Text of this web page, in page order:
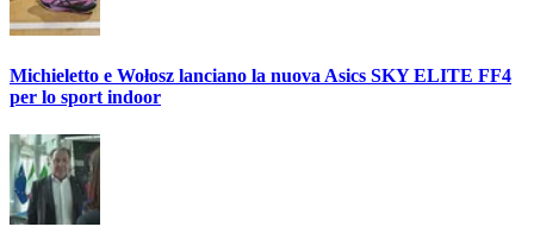
Michieletto e Wołosz lanciano la nuova Asics SKY ELITE FF4
per lo sport indoor